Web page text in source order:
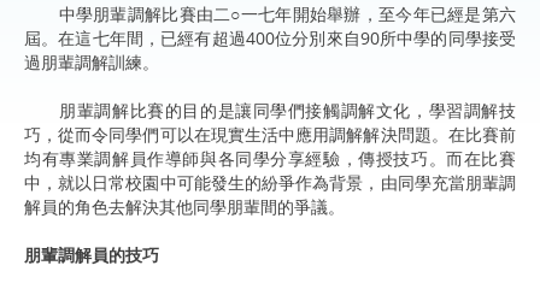
中學朋輩調解比賽由二○一七年開始舉辦，至今年已經是第六
屆。在這七年間，已經有超過400位分別來自90所中學的同學接受
過朋輩調解訓練。
朋輩調解比賽的目的是讓同學們接觸調解文化，學習調解技
巧，從而令同學們可以在現實生活中應用調解解決問題。在比賽前
均有專業調解員作導師與各同學分享經驗，傳授技巧。而在比賽
中，就以日常校園中可能發生的紛爭作為背景，由同學充當朋輩調
解員的角色去解決其他同學朋輩間的爭議。
朋輩調解員的技巧